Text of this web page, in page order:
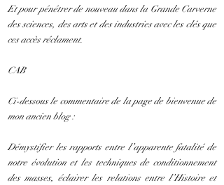
Et pour pénétrer de nouveau dans la Grande Carverne
des sciences, des arts et des industries avec les clés que
ces accès réclament.
CAB
Ci-dessous le commentaire de la page de bienvenue de
mon ancien blog :
Démystifier les rapports entre l’apparente fatalité de
notre évolution et les techniques de conditionnement
des masses, éclairer les relations entre l’Histoire et